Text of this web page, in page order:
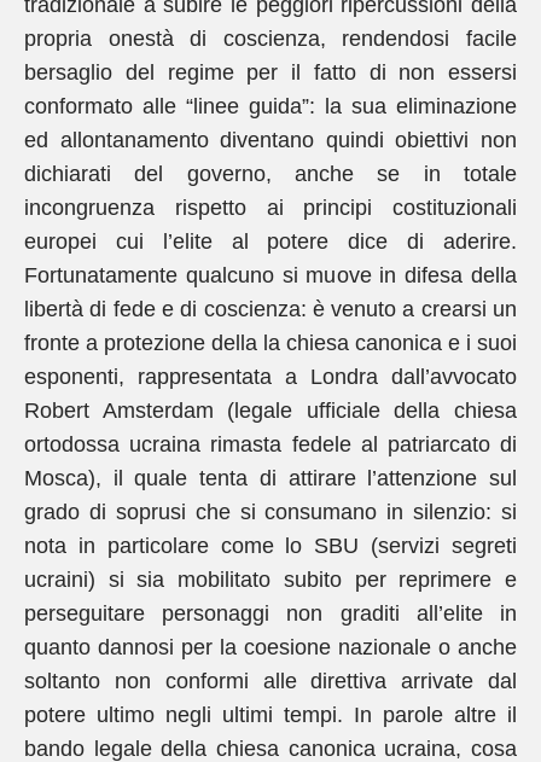
tradizionale a subire le peggiori ripercussioni della
propria onestà di coscienza, rendendosi facile
bersaglio del regime per il fatto di non essersi
conformato alle “linee guida”: la sua eliminazione
ed allontanamento diventano quindi obiettivi non
dichiarati del governo, anche se in totale
incongruenza rispetto ai principi costituzionali
europei cui l’elite al potere dice di aderire.
Fortunatamente qualcuno si muove in difesa della
libertà di fede e di coscienza: è venuto a crearsi un
fronte a protezione della la chiesa canonica e i suoi
esponenti, rappresentata a Londra dall’avvocato
Robert Amsterdam (legale ufficiale della chiesa
ortodossa ucraina rimasta fedele al patriarcato di
Mosca), il quale tenta di attirare l’attenzione sul
grado di soprusi che si consumano in silenzio: si
nota in particolare come lo SBU (servizi segreti
ucraini) si sia mobilitato subito per reprimere e
perseguitare personaggi non graditi all’elite in
quanto dannosi per la coesione nazionale o anche
soltanto non conformi alle direttiva arrivate dal
potere ultimo negli ultimi tempi. In parole altre il
bando legale della chiesa canonica ucraina, cosa